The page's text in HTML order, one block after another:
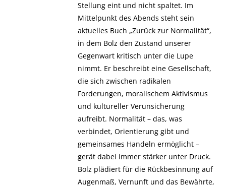
Stellung eint und nicht spaltet. Im
Mittelpunkt des Abends steht sein
aktuelles Buch „Zurück zur Normalität“,
in dem Bolz den Zustand unserer
Gegenwart kritisch unter die Lupe
nimmt. Er beschreibt eine Gesellschaft,
die sich zwischen radikalen
Forderungen, moralischem Aktivismus
und kultureller Verunsicherung
aufreibt. Normalität – das, was
verbindet, Orientierung gibt und
gemeinsames Handeln ermöglicht –
gerät dabei immer stärker unter Druck.
Bolz plädiert für die Rückbesinnung auf
Augenmaß, Vernunft und das Bewährte,